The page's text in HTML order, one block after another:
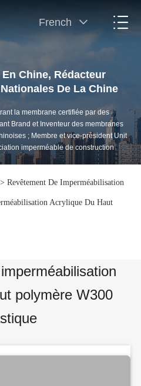
French
Chine, Rédacteur
De La Chine
la membrane certifiée par des
Brand et Inventeur des membranes
; Membre et vice-président Unit
imperméable de construction
> Revêtement De Imperméabilisation
Acrylique Du Haut
polymère W300